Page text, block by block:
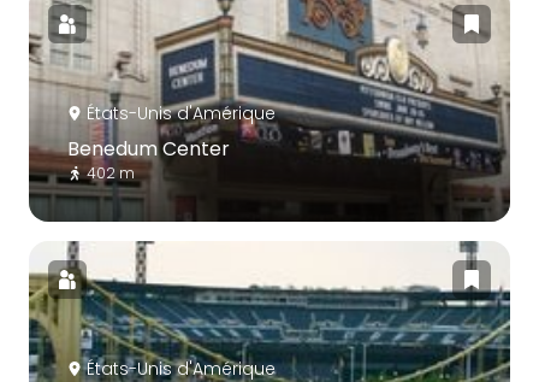
États-Unis d'Amérique
Benedum Center
402 m
États-Unis d'Amérique